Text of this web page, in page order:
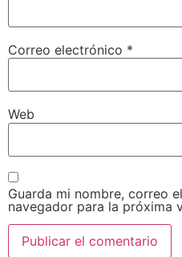
Correo electrónico *
Web
Guarda mi nombre, correo
navegador para la próxima